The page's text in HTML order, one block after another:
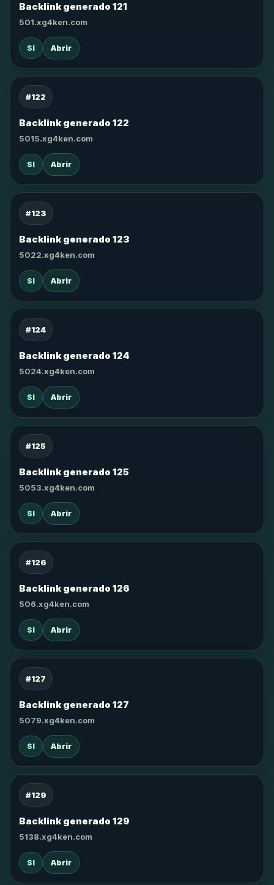
Backlink generado 121
501.xg4ken.com
SI Abrir
#122
Backlink generado 122
5015.xg4ken.com
SI Abrir
#123
Backlink generado 123
5022.xg4ken.com
SI Abrir
#124
Backlink generado 124
5024.xg4ken.com
SI Abrir
#125
Backlink generado 125
5053.xg4ken.com
SI Abrir
#126
Backlink generado 126
506.xg4ken.com
SI Abrir
#127
Backlink generado 127
5079.xg4ken.com
SI Abrir
#129
Backlink generado 129
5138.xg4ken.com
SI Abrir